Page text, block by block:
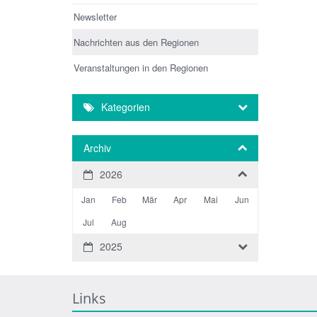
Newsletter
Nachrichten aus den Regionen
Veranstaltungen in den Regionen
Kategorien
Archiv
2026
Jan Feb Mär Apr Mai
Jun
Jul
Aug
2025
Links